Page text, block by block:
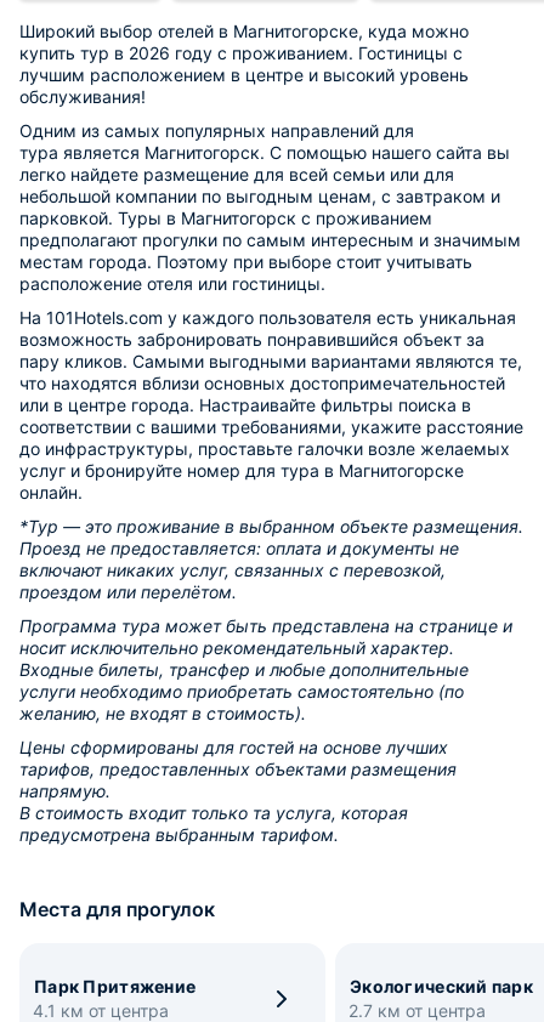
Широкий выбор отелей в Магнитогорске, куда можно
купить тур в 2026 году с проживанием. Гостиницы с
лучшим расположением в центре и высокий уровень
обслуживания!
Одним из самых популярных направлений для
тура является Магнитогорск. С помощью нашего сайта вы
легко найдете размещение для всей семьи или для
небольшой компании по выгодным ценам, с завтраком и
парковкой. Туры в Магнитогорск с проживанием
предполагают прогулки по самым интересным и значимым
местам города. Поэтому при выборе стоит учитывать
расположение отеля или гостиницы.
На 101Hotels.com у каждого пользователя есть уникальная
возможность забронировать понравившийся объект за
пару кликов. Самыми выгодными вариантами являются те,
что находятся вблизи основных достопримечательностей
или в центре города. Настраивайте фильтры поиска в
соответствии с вашими требованиями, укажите расстояние
до инфраструктуры, проставьте галочки возле желаемых
услуг и бронируйте номер для тура в Магнитогорске
онлайн.
*Тур — это проживание в выбранном объекте размещения.
Проезд не предоставляется: оплата и документы не
включают никаких услуг, связанных с перевозкой,
проездом или перелётом.
Программа тура может быть представлена на странице и
носит исключительно рекомендательный характер.
Входные билеты, трансфер и любые дополнительные
услуги необходимо приобретать самостоятельно (по
желанию, не входят в стоимость).
Цены сформированы для гостей на основе лучших
тарифов, предоставленных объектами размещения
напрямую.
В стоимость входит только та услуга, которая
предусмотрена выбранным тарифом.
Места для прогулок
Парк Притяжение
4.1 км от центра
Экологический парк
2.7 км от центра